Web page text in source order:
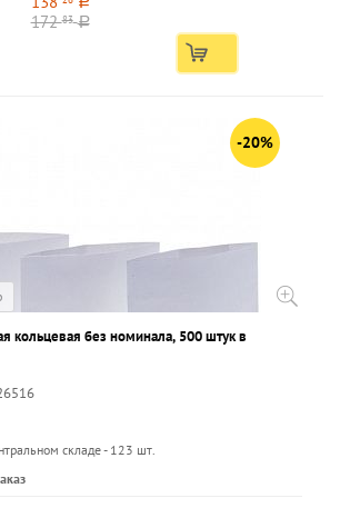
17283 a
-20%
кольцевая без номинала, 500 штук в
складе - 123 шт.